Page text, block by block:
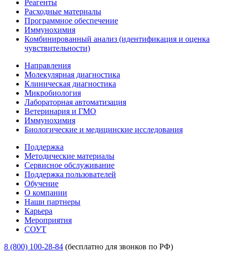
Реагенты
Расходные материалы
Программное обеспечение
Иммунохимия
Комбинированный анализ (идентификация и оценка
чувствительности)
Направления
Молекулярная диагностика
Клиническая диагностика
Микробиология
Лабораторная автоматизация
Ветеринария и ГМО
Иммунохимия
Биологические и медицинские исследования
Поддержка
Методические материалы
Сервисное обслуживание
Поддержка пользователей
Обучение
О компании
Наши партнеры
Карьера
Мероприятия
СОУТ
8 (800) 100-28-84 (бесплатно для звонков по РФ)